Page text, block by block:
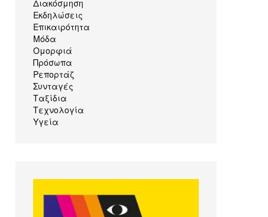
Διακόσμηση
Εκδηλώσεις
Επικαιρότητα
Μόδα
Ομορφιά
Πρόσωπα
Ρεπορτάζ
Συνταγές
Ταξίδια
Τεχνολογία
Υγεία